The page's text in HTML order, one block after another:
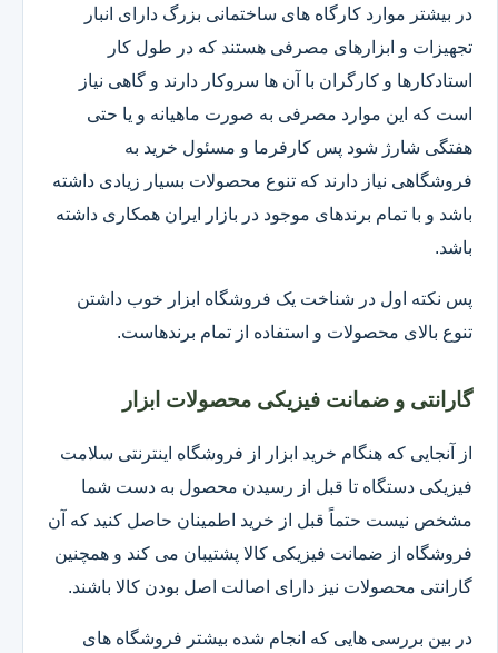
در بیشتر موارد کارگاه های ساختمانی بزرگ دارای انبار
تجهیزات و ابزارهای مصرفی هستند که در طول کار
استادکارها و کارگران با آن ها سروکار دارند و گاهی نیاز
است که این موارد مصرفی به صورت ماهیانه و یا حتی
هفتگی شارژ شود پس کارفرما و مسئول خرید به
فروشگاهی نیاز دارند که تنوع محصولات بسیار زیادی داشته
باشد و با تمام برندهای موجود در بازار ایران همکاری داشته
باشد.
پس نکته اول در شناخت یک فروشگاه ابزار خوب داشتن
تنوع بالای محصولات و استفاده از تمام برندهاست.
گارانتی و ضمانت فیزیکی محصولات ابزار
از آنجایی که هنگام خرید ابزار از فروشگاه اینترنتی سلامت
فیزیکی دستگاه تا قبل از رسیدن محصول به دست شما
مشخص نیست حتماً قبل از خرید اطمینان حاصل کنید که آن
فروشگاه از ضمانت فیزیکی کالا پشتیبان می کند و همچنین
گارانتی محصولات نیز دارای اصالت اصل بودن کالا باشند.
در بین بررسی هایی که انجام شده بیشتر فروشگاه های